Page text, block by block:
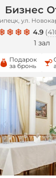
Бизнес
ул.
4.9 (
1 зал
Подарок
за бронь